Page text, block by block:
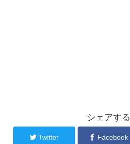
シェアする
Twitter Facebook